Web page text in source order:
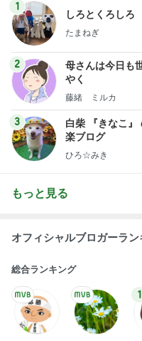
1
しろとくろしろ
たまねぎ
2
母さんは今日も
やく
藤緒 ミルカ
3
白柴 『きなこ』
楽ブログ
ひろ☆みき
もっと見る
オフィシャルブロガーラン
総合ランキング
1